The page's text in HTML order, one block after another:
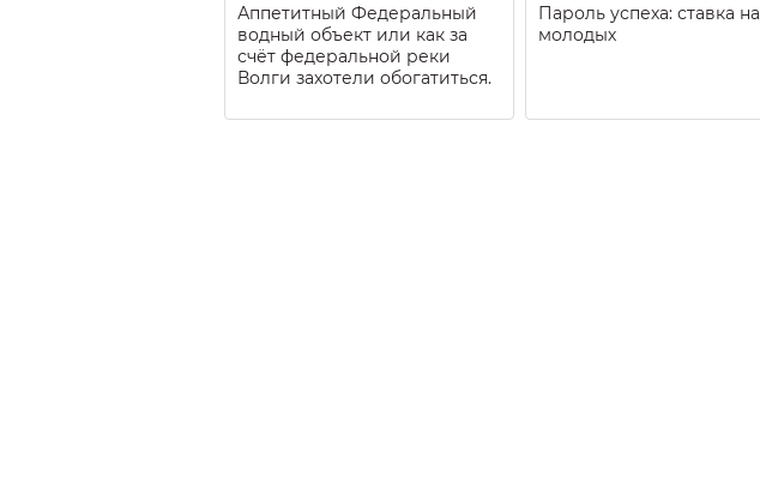
Аппетитный Федеральный
водный объект или как за
счёт федеральной реки
Волги захотели обогатиться.
Пароль успеха: ставка на
молодых